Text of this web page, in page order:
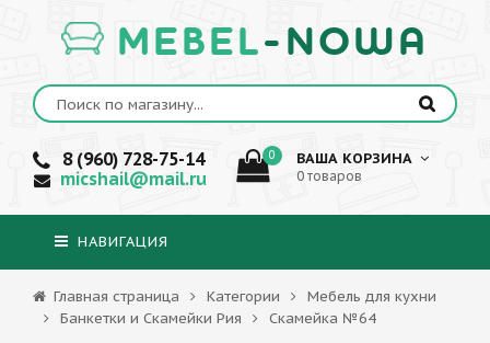
MEBEL-NOWA
8 (960) 728-75-14
micshail@mail.ru
0 ВАША КОРЗИНА
0 товаров
НАВИГАЦИЯ
Главная страница Категории
Мебель для кухни
Банкетки и Скамейки Рия
Скамейка №64